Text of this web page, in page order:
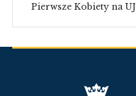
Pierwsze Kobiety na UJ